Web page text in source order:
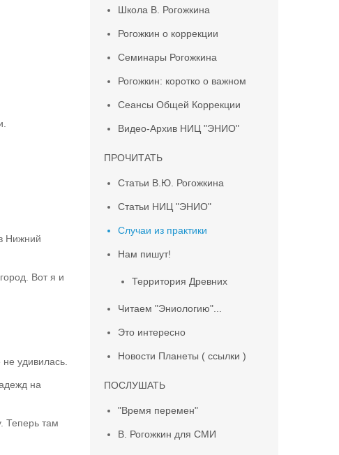
Нижний
Вот я и
удивилась.
на
Теперь там
Школа В. Рогожкина
Рогожкин о коррекции
Семинары Рогожкина
Рогожкин: коротко о важном
Сеансы Общей Коррекции
Видео-Архив НИЦ "ЭНИО"
ПРОЧИТАТЬ
Статьи В.Ю. Рогожкина
Статьи НИЦ "ЭНИО"
Случаи из практики
Нам пишут!
Территория Древних
Читаем "Эниологию"...
Это интересно
Новости Планеты ( ссылки )
ПОСЛУШАТЬ
"Время перемен"
В. Рогожкин для СМИ